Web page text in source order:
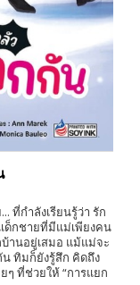
ที่กำลังเรียนรู้ว่า รัก
ด็กชายที่มีแม่เพียงคน
านอยู่เสมอ แม้แม่จะ
ทิมก็ยังรู้สึก คิดถึง
ๆ ที่ช่วยให้ “การแยก